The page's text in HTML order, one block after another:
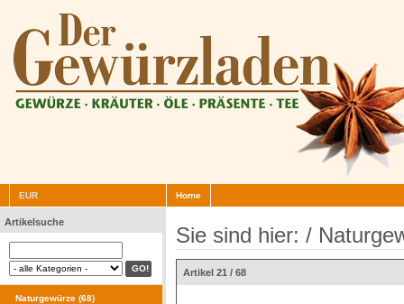
EUR Home
Artikelsuche
Naturgewürze (68)
Sie sind hier: /
Artikel 21 / 68